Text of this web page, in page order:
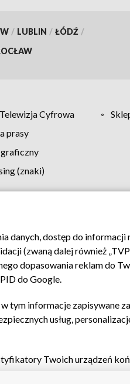
/ LUBLIN / ŁÓDŹ /
Cyfrowa
prasy
(znaki)
Kontakt
danych, dostęp do informacji
(zwaną dalej również
dopasowania reklam do
do Google.
w tym informacje zapisywane
usług,
Twoich urządzeń